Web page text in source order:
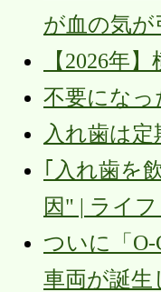
が血の気が
【2026年
不要になっ
入れ歯は定
｢入れ歯を
因" | ライ
ついに「
車両が誕生